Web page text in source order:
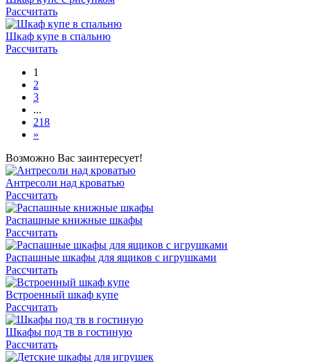
Рассчитать
Шкаф купе в спальню
Рассчитать
1
2
3
...
218
»
Возможно Вас заинтересует!
Антресоли над кроватью
Рассчитать
Распашные книжные шкафы
Рассчитать
Распашные шкафы для ящиков с игрушками
Рассчитать
Встроенный шкаф купе
Рассчитать
Шкафы под тв в гостиную
Рассчитать